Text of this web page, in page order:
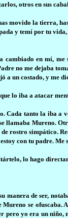
otros en sus
movido la tierra,
y temí por tu
en mí, me
no me dejaba
a un costado, y me
lo iba a atacar
Cada tanto la iba a
llamaba Mureno.
rostro simpático.
con tu padre.
lo hago
manera de ser,
se
pero yo era un